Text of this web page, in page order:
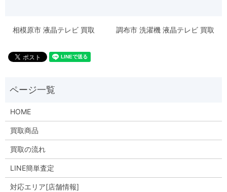
相模原市 液晶テレビ 買取 調布市 洗濯機 液晶テレビ 買取
HOME
買取商品
買取の流れ
LINE簡単査定
対応エリア[店舗情報]